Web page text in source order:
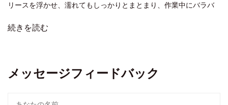
リースを浮かせ、濡れてもしっかりとまとまり、作業中にバラバ
面倒なカウンタートップの片づけが 2 秒の仕事に変わります。間
続きを読む
メッセージフィードバック